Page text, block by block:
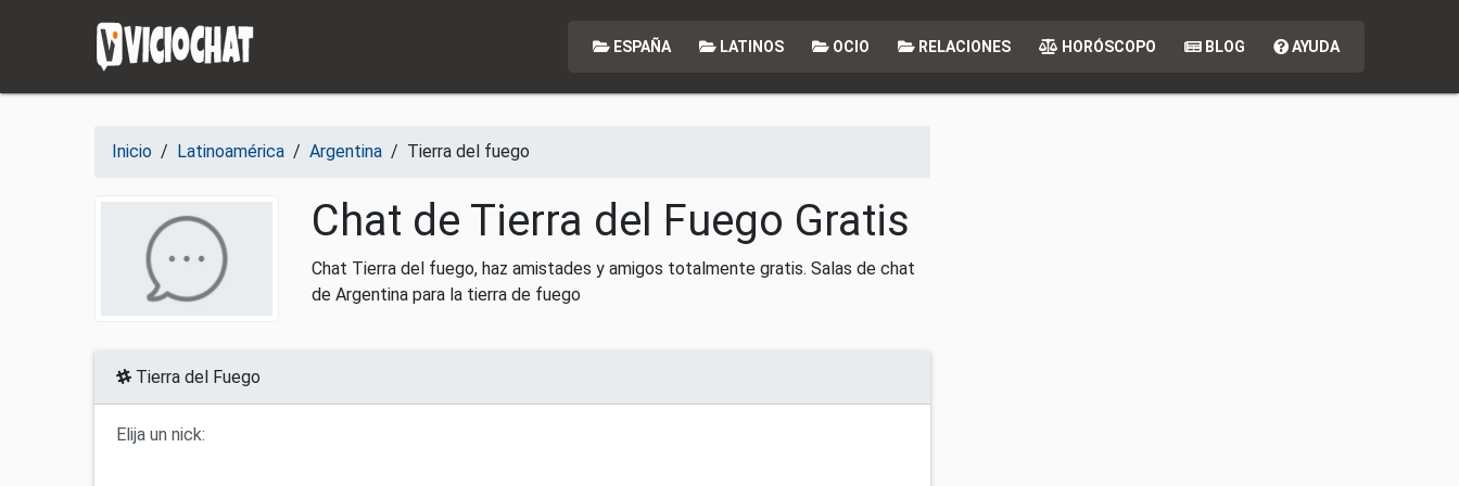
ESPAÑA LATINOS OCIO RELACIONES HORÓSCOPO BLOG AYUDA
Inicio / Latinoamérica / Argentina / Tierra del fuego
Chat de Tierra del Fuego Gratis
Chat Tierra del fuego, haz amistades y amigos totalmente gratis. Salas de chat
de Argentina para la tierra de fuego
Tierra del Fuego
Elija un nick: